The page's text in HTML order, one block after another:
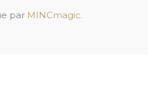
par MINCmagic.